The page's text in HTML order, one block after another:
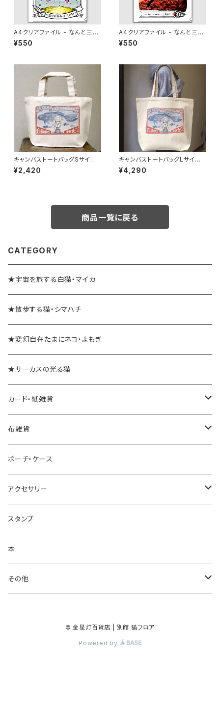
A4クリアファイル - なんと三
角 流星雨
¥550
A4クリアファイル - なんと三
角 火星探検
¥550
キャンバストートバッグSサイズ
- 白猫印の宇宙食 おさかな味
¥2,420
キャンバストートバッグLサイズ -
白猫印の宇宙食 おさかな味
¥4,290
商品一覧に戻る
CATEGORY
★宇宙を旅する白猫・マイカ
★散歩する猫・シマハチ
★変幻自在たまにネコ・よもぎ
★サーカスの光る猫
カード・紙雑貨
ポストカード
レターセット・便箋
ノート・メモ帳
ラッピングペーパー
ポスター
シール・ステッカー
布雑貨
手ぬぐい
手ぬぐいハンカチ
クリーナークロス
バッグ
ポーチ・ケース
アクセサリー
ネックレス
バッジ・ブローチ
キーホルダー
スタンプ
本
その他
© 金星灯百貨店 | 別館 猫フロア
Powered by